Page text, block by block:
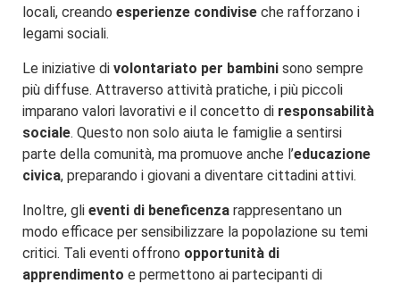
locali, creando esperienze condivise che rafforzano i
legami sociali.
Le iniziative di volontariato per bambini sono sempre
più diffuse. Attraverso attività pratiche, i più piccoli
imparano valori lavorativi e il concetto di responsabilità
sociale. Questo non solo aiuta le famiglie a sentirsi
parte della comunità, ma promuove anche l’educazione
civica, preparando i giovani a diventare cittadini attivi.
Inoltre, gli eventi di beneficenza rappresentano un
modo efficace per sensibilizzare la popolazione su temi
critici. Tali eventi offrono opportunità di
apprendimento e permettono ai partecipanti di